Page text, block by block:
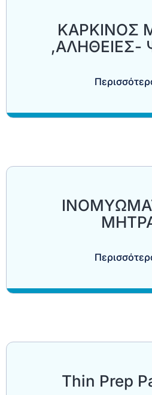
ΚΑΡΚΙΝΟΣ
,ΑΛΗΘΕΙΕΣ-
Thin Prep